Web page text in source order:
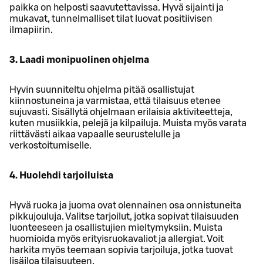
paikka on helposti saavutettavissa. Hyvä sijainti ja
mukavat, tunnelmalliset tilat luovat positiivisen
ilmapiirin.
3. Laadi monipuolinen ohjelma
Hyvin suunniteltu ohjelma pitää osallistujat
kiinnostuneina ja varmistaa, että tilaisuus etenee
sujuvasti. Sisällytä ohjelmaan erilaisia aktiviteetteja,
kuten musiikkia, pelejä ja kilpailuja. Muista myös varata
riittävästi aikaa vapaalle seurustelulle ja
verkostoitumiselle.
4. Huolehdi tarjoiluista
Hyvä ruoka ja juoma ovat olennainen osa onnistuneita
pikkujouluja. Valitse tarjoilut, jotka sopivat tilaisuuden
luonteeseen ja osallistujien mieltymyksiin. Muista
huomioida myös erityisruokavaliot ja allergiat. Voit
harkita myös teemaan sopivia tarjoiluja, jotka tuovat
lisäiloa tilaisuuteen.